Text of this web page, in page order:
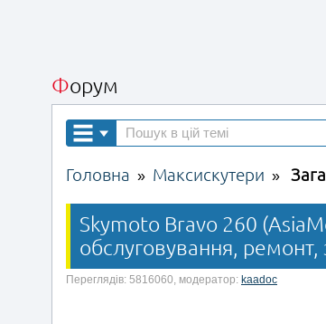
Форум
Головна » Максискутери »
Skymoto Bravo 260
обслуговування, ремонт,
Переглядів: 5816060, модератор: kaadoc